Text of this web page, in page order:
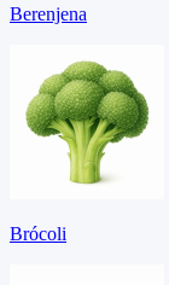
Berenjena
Brócoli